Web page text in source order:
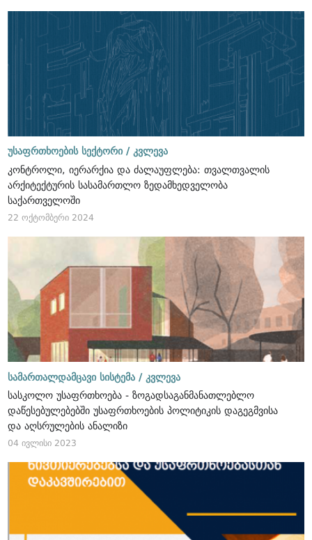
უსაფრთხოების სექტორი / კვლევა
კონტროლი, იერარქია და ძალაუფლება: თვალთვალის
არქიტექტურის სასამართლო ზედამხედველობა
საქართველოში
22 ოქტომბერი 2024
სამართალდამცავი სისტემა / კვლევა
სასკოლო უსაფრთხოება - ზოგადსაგანმანათლებლო
დაწესებულებებში უსაფრთხოების პოლიტიკის დაგეგმვისა
და აღსრულების ანალიზი
04 ივლისი 2023